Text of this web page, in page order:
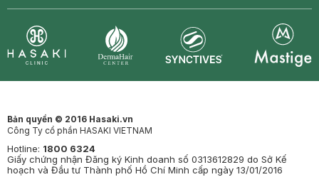
Bản quyền © 2016 Hasaki.vn
Công Ty cổ phần HASAKI VIETNAM
Hotline: 1800 6324
Giấy chứng nhận Đăng ký Kinh doanh số 0313612829 do Sở Kế
hoạch và Đầu tư Thành phố Hồ Chí Minh cấp ngày 13/01/2016